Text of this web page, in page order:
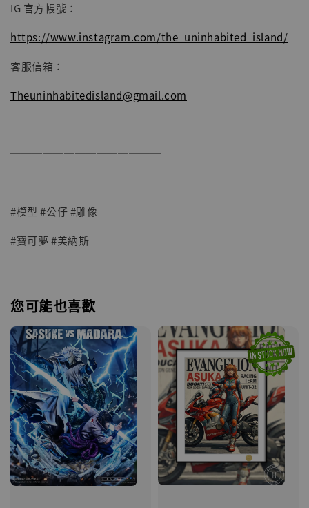
IG 官方帳號：
https://www.instagram.com/the_uninhabited_island/
客服信箱：
Theuninhabitedisland@gmail.com
──────────────
#模型 #公仔 #雕像
#寶可夢 #美納斯
您可能也喜歡